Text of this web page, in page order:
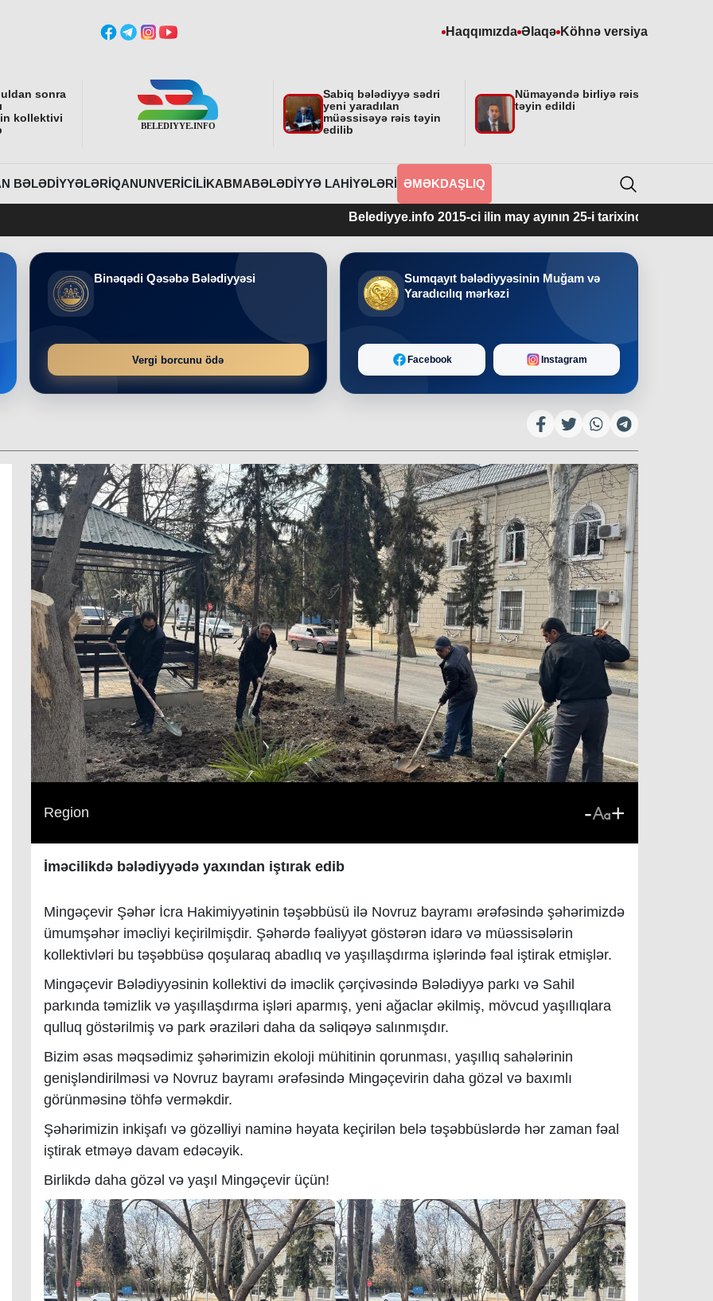
Haqqımızda Əlaqə Köhnə versiya
sonra
kollektivi
Sabiq bələdiyyə sədri
yeni yaradılan
müəssisəyə rəis təyin
edilib
Nümayəndə birliyə rəis
təyin edildi
BƏLƏDIYYƏLƏRIQANUNVERICILIKABMABƏLƏDIYYƏ LAHIYƏLƏRI ƏMƏKDAŞLIQ
Belediyye.info 2015-ci ilin may ayının 25-i tarixindən fəaliyyətdədir.
Binəqədi Qəsəbə Bələdiyyəsi
Vergi borcunu ödə
Sumqayıt bələdiyyəsinin Muğam və
Yaradıcılıq mərkəzi
Facebook Instagram
Region - +
İməcilikdə bələdiyyədə yaxından iştırak edib
Mingəçevir Şəhər İcra Hakimiyyətinin təşəbbüsü ilə Novruz bayramı ərəfəsində şəhərimizdə
ümumşəhər iməcliyi keçirilmişdir. Şəhərdə fəaliyyət göstərən idarə və müəssisələrin
kollektivləri bu təşəbbüsə qoşularaq abadlıq və yaşıllaşdırma işlərində fəal iştirak etmişlər.
Mingəçevir Bələdiyyəsinin kollektivi də iməclik çərçivəsində Bələdiyyə parkı və Sahil
parkında təmizlik və yaşıllaşdırma işləri aparmış, yeni ağaclar əkilmiş, mövcud yaşıllıqlara
qulluq göstərilmiş və park əraziləri daha da səliqəyə salınmışdır.
Bizim əsas məqsədimiz şəhərimizin ekoloji mühitinin qorunması, yaşıllıq sahələrinin
genişləndirilməsi və Novruz bayramı ərəfəsində Mingəçevirin daha gözəl və baxımlı
görünməsinə töhfə verməkdir.
Şəhərimizin inkişafı və gözəlliyi naminə həyata keçirilən belə təşəbbüslərdə hər zaman fəal
iştirak etməyə davam edəcəyik.
Birlikdə daha gözəl və yaşıl Mingəçevir üçün!